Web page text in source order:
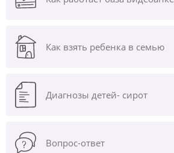
Как взять ребенка в семью
Диагнозы детей- сирот
Вопрос-ответ